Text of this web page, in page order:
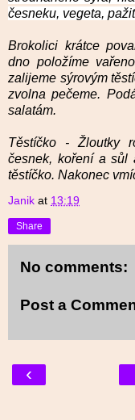
česneku, vegeta,
Brokolici krátce
dno položíme
zalijeme sýrovým
zvolna pečeme.
salatám.
Těstíčko - Žloutky
česnek, koření a sůl
těstíčko. Nakonec
Janik at 13:19
Share
No comments:
Post a
‹